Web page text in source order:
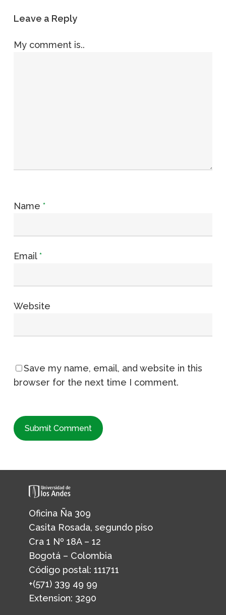
Leave a Reply
My comment is..
Name *
Email*
Website
Save my name, email, and website in this
browser for the next time I comment.
Oficina Ña 309
Casita Rosada, segundo piso
Cra 1 Nº 18A – 12
Bogotá – Colombia
Código postal: 111711
+(571) 339 49 99
Extension: 3290